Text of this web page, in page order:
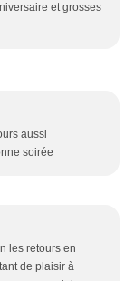
et grosses
aussi
soirée
les retours en
de plaisir à